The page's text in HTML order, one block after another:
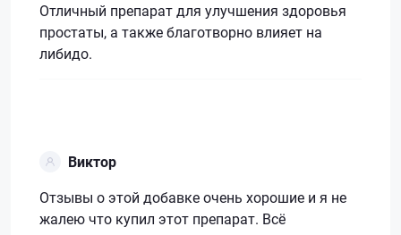
Отличный препарат для улучшения здоровья
простаты, а также благотворно влияет на
либидо.
Виктор
Отзывы о этой добавке очень хорошие и я не
жалею что купил этот препарат. Всё